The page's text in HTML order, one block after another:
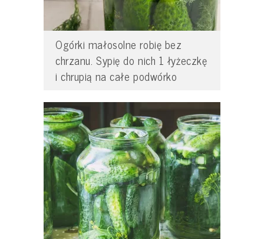
Ogórki małosolne robię bez
chrzanu. Sypię do nich 1 łyżeczkę
i chrupią na całe podwórko